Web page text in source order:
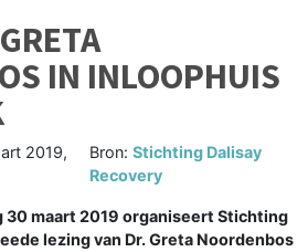
IN INLOOPHUIS
2019,
Bron: Stichting Dalisay
Recovery
30 maart 2019 organiseert Stichting
lezing van Dr. Greta Noordenbos